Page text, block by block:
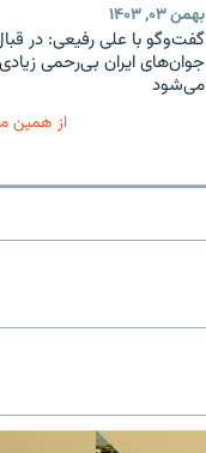
بهمن ۰۳, ۱۴۰۳
گفت‌وگو با علی رفیعی: در
جوان‌های ایران بی‌رحمی زیادی
می‌شود
از همین